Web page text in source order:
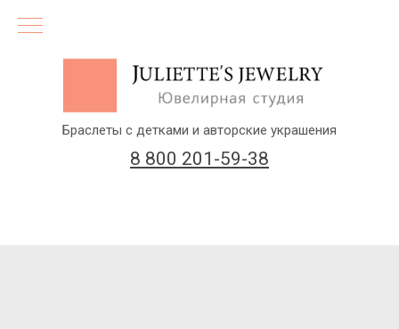
8 800 201-59-38
Браслеты с детками и авторские украшения